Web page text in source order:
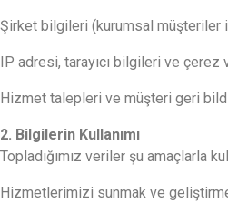
Şirket bilgileri (kurumsal müşteriler
IP adresi, tarayıcı bilgileri ve çerez
Hizmet talepleri ve müşteri geri
2. Bilgilerin Kullanımı
Topladığımız veriler şu amaçlarla
Hizmetlerimizi sunmak ve